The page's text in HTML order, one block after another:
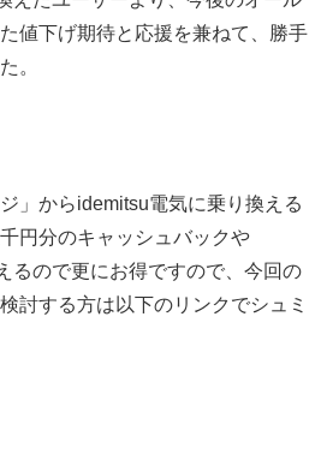
値下げ期待と応援を兼ねて、勝手
。
」からidemitsu電気に乗り換える
円分のキャッシュバックや
るので更にお得ですので、今回の
討する方は以下のリンクでシュミ